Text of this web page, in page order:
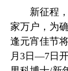
新征程，
家万户，为
逢元宵佳节
月3日—7日